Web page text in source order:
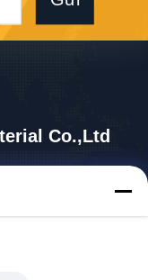
Co.,Ltd
qu